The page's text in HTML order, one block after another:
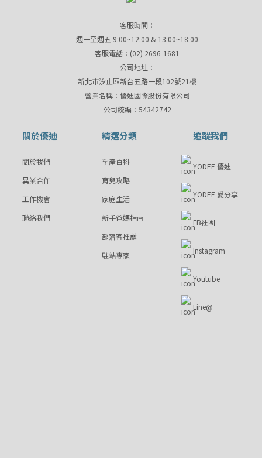
客服時間：
週一至週五 9:00~12:00 & 13:00~18:00
客服電話：(02) 2696-1681
公司地址：
新北市汐止區新台五路一段102號21樓
營業名稱：優迪國際股份有限公司
公司統編：54342742
關於優迪
關於我們
異業合作
工作機會
聯絡我們
精選分類
孕產百科
育兒攻略
家庭生活
新手爸媽指南
部落客推薦
駐站專家
追蹤我們
YODEE 優迪
YODEE 愛分享
FB社團
Instagram
Youtube
Line@